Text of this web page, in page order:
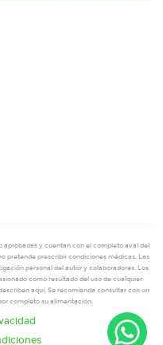
y cuentan con el completo aval del
pretende prescribir condiciones médicas. Las
personal del autor y colaboradores. Los
como resultado del uso de cualquier
aquí. Se recomienda consultar con un
completo su alimentación.